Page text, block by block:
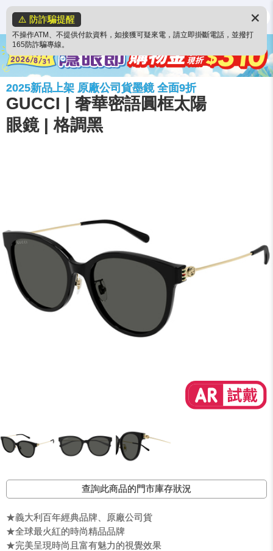
⚠️ 防詐騙提醒
不操作ATM、不提供付款資料，如接獲可疑來電，請立即掛斷電話，並撥打
165防詐騙專線。
✕
2025新品上架 原廠公司貨墨鏡 全面9折
GUCCI | 奢華密語圓框太陽
眼鏡 | 格調黑
查詢此商品的門市庫存狀況
★義大利百年經典品牌、原廠公司貨
★全球最火紅的時尚精品品牌
★完美呈現時尚且富有魅力的視覺效果